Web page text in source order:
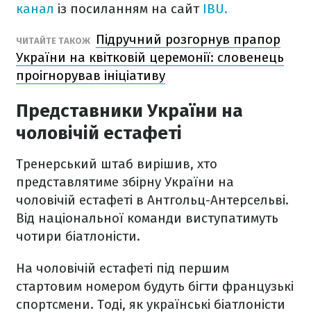
канал із посиланням на сайт IBU.
ЧИТАЙТЕ ТАКОЖ
Підручний розгорнув прапор
України на квітковій церемонії: словенець
проігнорував ініціативу
Представники України на
чоловічій естафеті
Тренерський штаб вирішив, хто
представлятиме збірну України на
чоловічій естафеті в Антгольц-Антерсельві.
Від національної команди виступатимуть
чотири біатлоністи.
На чоловічій естафеті під першим
стартовим номером будуть бігти французькі
спортсмени. Тоді, як українські біатлоністи